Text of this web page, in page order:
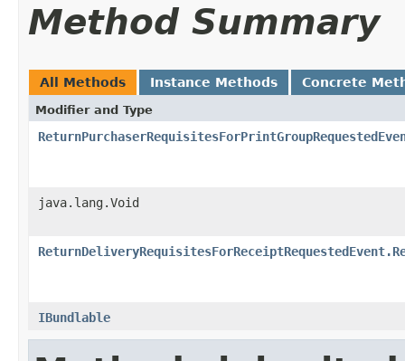
Method Summary
All Methods Instance Methods Concrete
Modifier and Type
java.lang.Void
IBundlable